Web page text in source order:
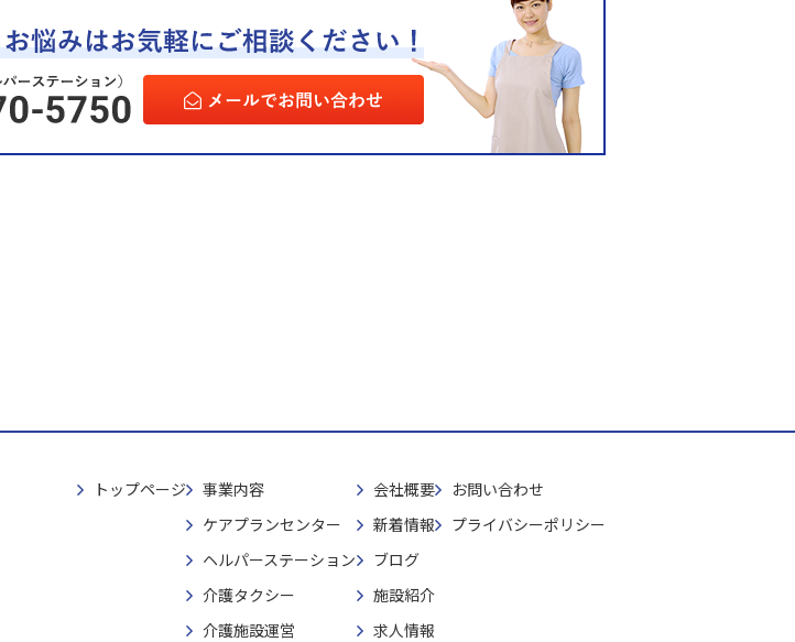
トップページ
事業内容
ケアプランセンター
ヘルパーステーション
介護タクシー
介護施設運営
会社概要
新着情報
ブログ
施設紹介
求人情報
お問い合わせ
プライバシーポリシー